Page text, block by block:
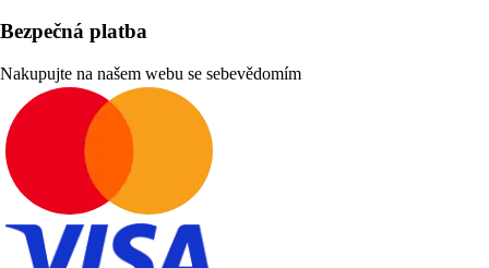
Bezpečná platba
Nakupujte na našem webu se sebevědomím